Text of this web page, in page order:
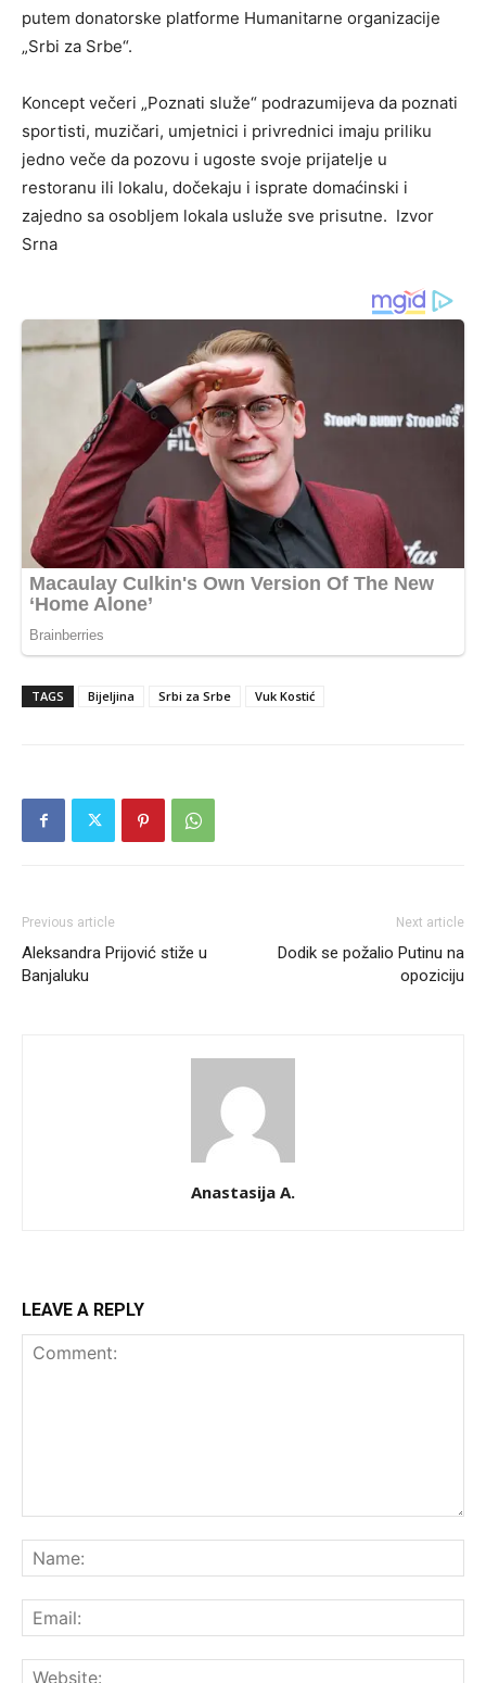
putem donatorske platforme Humanitarne organizacije
„Srbi za Srbe“.
Koncept večeri „Poznati služe“ podrazumijeva da poznati
sportisti, muzičari, umjetnici i privrednici imaju priliku
jedno veče da pozovu i ugoste svoje prijatelje u
restoranu ili lokalu, dočekaju i isprate domaćinski i
zajedno sa osobljem lokala usluže sve prisutne. Izvor
Srna
TAGS Bijeljina Srbi za Srbe Vuk Kostić
Previous article
Aleksandra Prijović stiže u
Banjaluku
Next article
Dodik se požalio Putinu na
opoziciju
Anastasija A.
LEAVE A REPLY